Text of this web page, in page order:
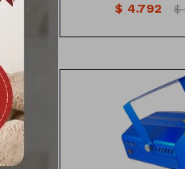
$ 4.792 $
Laser Mini stage
Control modo:
velocidad
Laser de color: